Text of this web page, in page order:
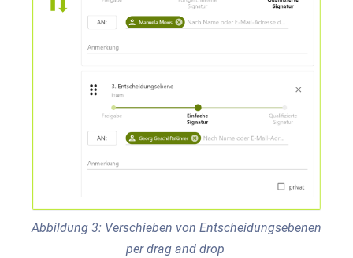
Abbildung 3: Verschieben von Entscheidungsebenen
per drag and drop